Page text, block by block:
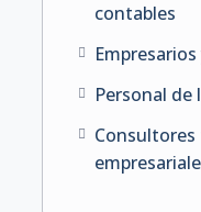
contables
Personal de